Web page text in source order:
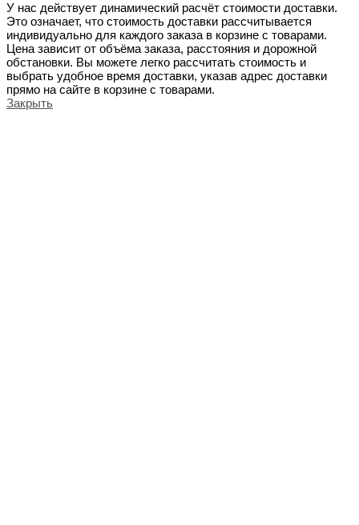
У нас действует динамический расчёт стоимости доставки.
Это означает, что стоимость доставки рассчитывается
индивидуально для каждого заказа в корзине с товарами.
Цена зависит от объёма заказа, расстояния и дорожной
обстановки. Вы можете легко рассчитать стоимость и
выбрать удобное время доставки, указав адрес доставки
прямо на сайте в корзине с товарами.
Закрыть